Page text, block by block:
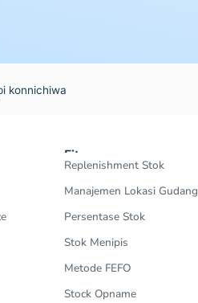
konnichiwa
Fitur
Replenishment Stok
Manajemen Lokasi Gudang
Persentase Stok
Stok Menipis
Metode FEFO
Stock Opname